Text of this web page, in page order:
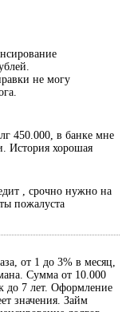
не могу
450.000, в банке мне
История хорошая
, срочно нужно на
пожалуста
от 1 до 3% в месяц,
Сумма от 10.000
до 7 лет. Оформление
значения. Займ